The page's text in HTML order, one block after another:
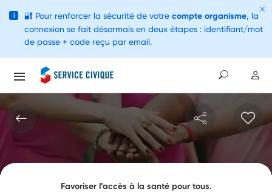
Favoriser l’accès à la santé pour tous.
i 🔐 Pour renforcer la sécurité de votre compte organisme, la
connexion se fait désormais en deux étapes : identifiant/mot
de passe + code reçu par email.